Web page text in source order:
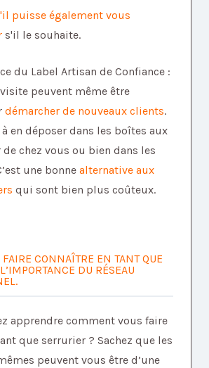
puisse également vous
s'il le souhaite.
du Label Artisan de Confiance :
peuvent même être
démarcher de nouveaux clients.
à en déposer dans les boîtes aux
chez vous ou bien dans les
une bonne alternative aux
qui sont bien plus coûteux.
CONNAÎTRE EN TANT QUE
DU RÉSEAU
apprendre comment vous faire
que serrurier ? Sachez que les
peuvent vous être d’une